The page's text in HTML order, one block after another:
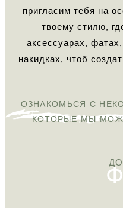
пригласим тебя на
твоему стилю,
аксессуарах,
накидках, чтоб
ОЗНАКОМЬСЯ С
КОТОРЫЕ МЫ